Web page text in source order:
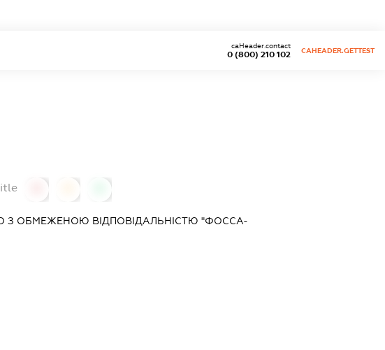
0 (800) 210 102
caHeader.contact
CAHEADER.GETTEST
З ОБМЕЖЕНОЮ ВІДПОВІДАЛЬНІСТЮ "ФОССА-